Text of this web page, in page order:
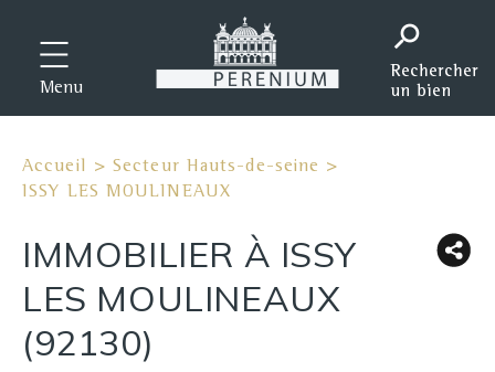
Menu
Accueil >Secteur Hauts-de-seine >
ISSY LES MOULINEAUX
IMMOBILIER À ISSY
LES MOULINEAUX
(92130)